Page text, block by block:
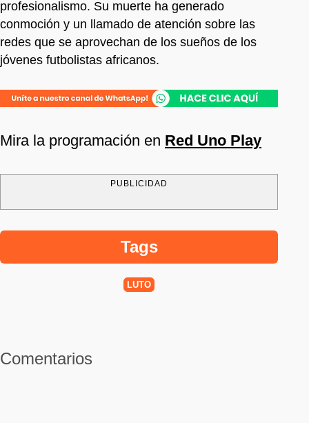
profesionalismo. Su muerte ha generado
conmoción y un llamado de atención sobre las
redes que se aprovechan de los sueños de los
jóvenes futbolistas africanos.
Mira la programación en Red Uno Play
PUBLICIDAD
Tags
LUTO
Comentarios